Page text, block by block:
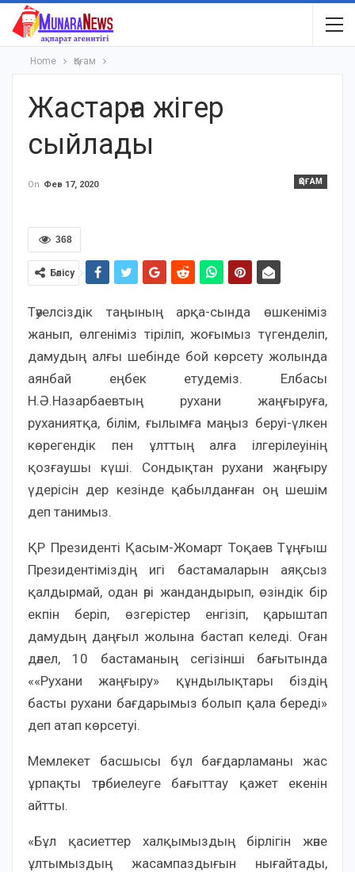
Home Қоғам
Жастарға жігер
сыйлады
ҚОҒАМ
On Фев 17, 2020
368
Бөлісу
Тәуелсіздік таңының арқа-сында өшкеніміз
жанып, өлгеніміз тіріліп, жоғымыз түгенделіп,
дамудың алғы шебінде бой көрсету жолында
аянбай еңбек етудеміз. Елбасы
Н.Ә.Назарбаевтың рухани жаңғыруға,
руханиятқа, білім, ғылымға маңыз беруі-үлкен
көрегендік пен ұлттың алға ілгерілеуінің
қозғаушы күші. Сондықтан рухани жаңғыру
үдерісін дер кезінде қабылданған оң шешім
деп танимыз.
ҚР Президенті Қасым-Жомарт Тоқаев Тұңғыш
Президентіміздің игі бастамаларын аяқсыз
қалдырмай, одан әрі жандандырып, өзіндік бір
екпін беріп, өзгерістер енгізіп, қарыштап
дамудың даңғыл жолына бастап келеді. Оған
дәлел, 10 бастаманың сегізінші бағытында
««Рухани жаңғыру» құндылықтары біздің
басты рухани бағдарымыз болып қала береді»
деп атап көрсетуі.
Мемлекет басшысы бұл бағдарламаны жас
ұрпақты тәрбиелеуге бағыттау қажет екенін
айтты.
«Бұл қасиеттер халқымыздың бірлігін және
ұлтымыздың жасампаздығын нығайтады,